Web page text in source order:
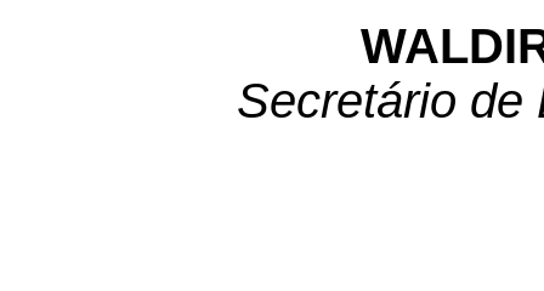
Secretário de